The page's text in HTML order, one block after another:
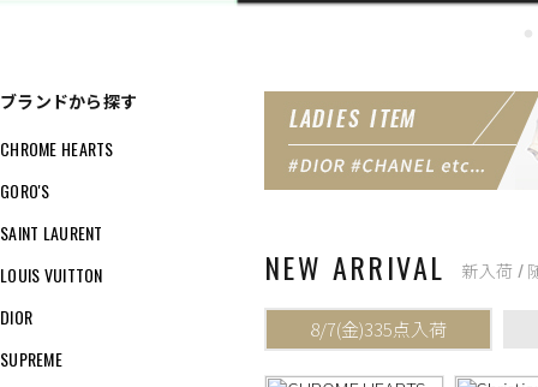
ブランドから探す
CHROME HEARTS
GORO'S
SAINT LAURENT
LOUIS VUITTON
DIOR
SUPREME
NEW ARRIVAL 新入荷 /